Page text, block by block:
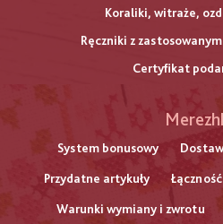
Koraliki, witraże,
Ręczniki z
Certyfikat
нижнього
колонтитулу
System bonusowy
Przydatne artykuły Łączność
Warunki wymiany i zwrotu